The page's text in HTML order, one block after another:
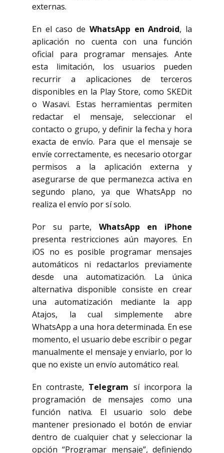
externas.
En el caso de WhatsApp en Android, la
aplicación no cuenta con una función
oficial para programar mensajes. Ante
esta limitación, los usuarios pueden
recurrir a aplicaciones de terceros
disponibles en la Play Store, como SKEDit
o Wasavi. Estas herramientas permiten
redactar el mensaje, seleccionar el
contacto o grupo, y definir la fecha y hora
exacta de envío. Para que el mensaje se
envíe correctamente, es necesario otorgar
permisos a la aplicación externa y
asegurarse de que permanezca activa en
segundo plano, ya que WhatsApp no
realiza el envío por sí solo.
Por su parte, WhatsApp en iPhone
presenta restricciones aún mayores. En
iOS no es posible programar mensajes
automáticos ni redactarlos previamente
desde una automatización. La única
alternativa disponible consiste en crear
una automatización mediante la app
Atajos, la cual simplemente abre
WhatsApp a una hora determinada. En ese
momento, el usuario debe escribir o pegar
manualmente el mensaje y enviarlo, por lo
que no existe un envío automático real.
En contraste, Telegram sí incorpora la
programación de mensajes como una
función nativa. El usuario solo debe
mantener presionado el botón de enviar
dentro de cualquier chat y seleccionar la
opción “Programar mensaje”, definiendo